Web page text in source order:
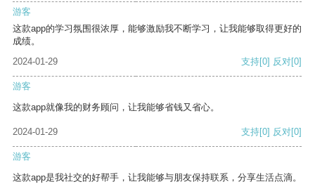
游客
这款app的学习氛围很浓厚，能够激励我不断学习，让我能够取得更好的
成绩。
2024-01-29
支持[0] 反对[0]
游客
这款app就像我的财务顾问，让我能够省钱又省心。
2024-01-29 支持[0] 反对[0]
游客
这款app是我社交的好帮手，让我能够与朋友保持联系，分享生活点滴。